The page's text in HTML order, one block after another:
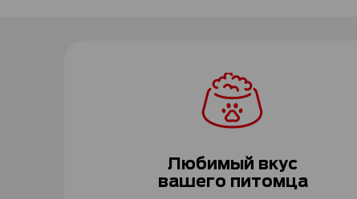
Любимый вкус
вашего питомца